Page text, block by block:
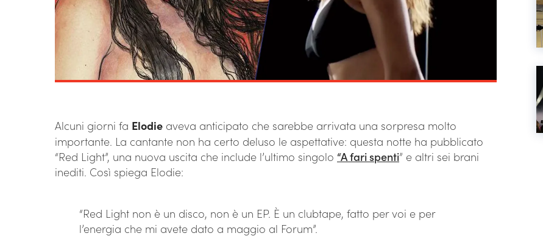
Alcuni giorni fa Elodie aveva anticipato che sarebbe arrivata una sorpresa molto
importante. La cantante non ha certo deluso le aspettative: questa notte ha pubblicato
“Red Light”, una nuova uscita che include l’ultimo singolo “A fari spenti” e altri sei brani
inediti. Così spiega Elodie:
“Red Light non è un disco, non è un EP. È un clubtape, fatto per voi e per
l’energia che mi avete dato a maggio al Forum”.